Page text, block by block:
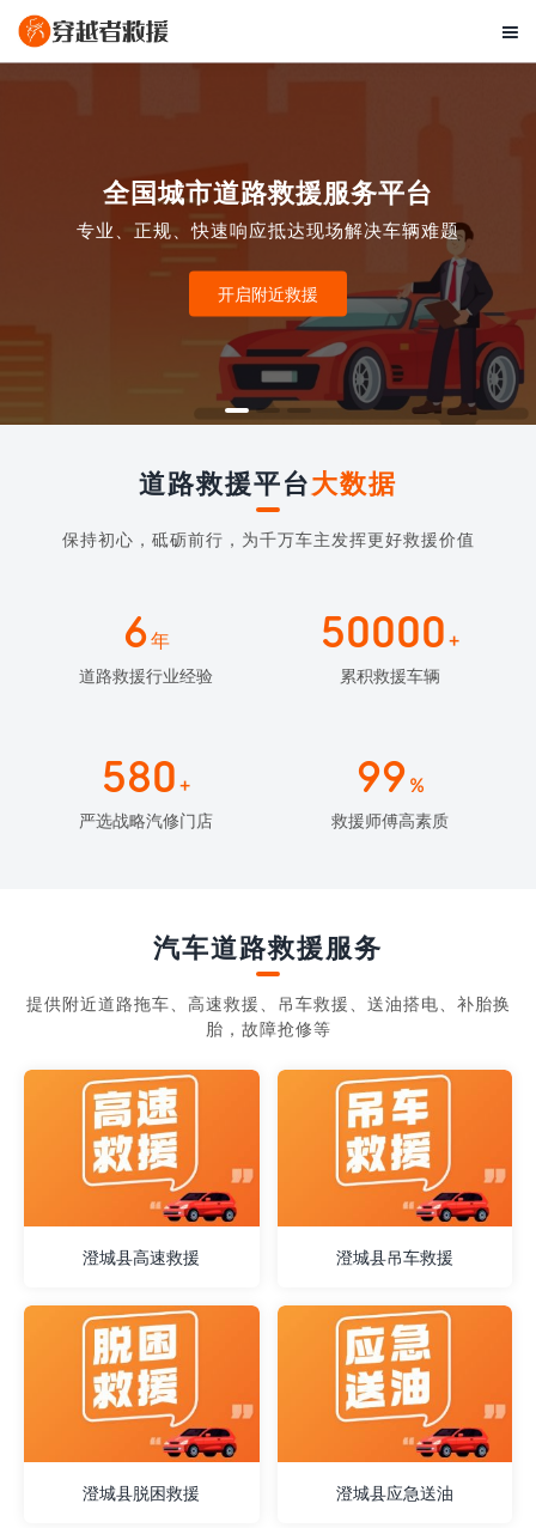

全国城市道路救援服务平台
专业、正规、快速响应抵达现场解决车辆难题
开启附近救援
道路救援平台大数据
保持初心，砥砺前行，为千万车主发挥更好救援价值
6年
道路救援行业经验
50000 +
累积救援车辆
580 +
严选战略汽修门店
99 %
救援师傅高素质
汽车道路救援服务
提供附近道路拖车、高速救援、吊车救援、送油搭电、补胎换
胎，故障抢修等
澄城县高速救援 澄城县吊车救援
澄城县脱困救援 澄城县应急送油